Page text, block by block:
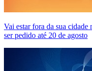
Vai estar fora da sua
ser pedido até 20 de agosto